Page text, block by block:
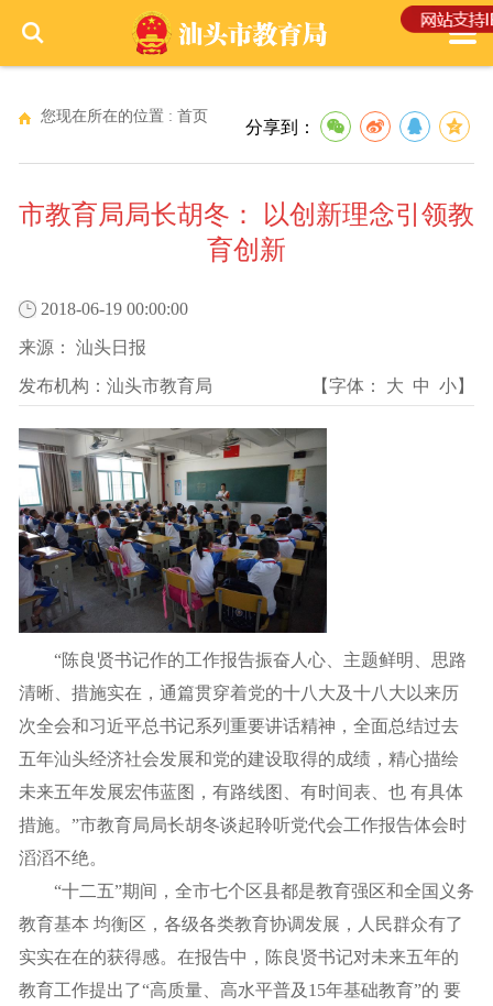
您现在所在的位置 : 首页
分享到：
市教育局局长胡冬： 以创新理念引领教
育创新
2018-06-19 00:00:00
来源： 汕头日报
发布机构： 汕头市教育局 【字体： 大 中 小】
“陈良贤书记作的工作报告振奋人心、主题鲜明、思路
清晰、措施实在，通篇贯穿着党的十八大及十八大以来历
次全会和习近平总书记系列重要讲话精神，全面总结过去
五年汕头经济社会发展和党的建设取得的成绩，精心描绘
未来五年发展宏伟蓝图，有路线图、有时间表、也 有具体
措施。”市教育局局长胡冬谈起聆听党代会工作报告体会时
滔滔不绝。
“十二五”期间，全市七个区县都是教育强区和全国义务
教育基本 均衡区，各级各类教育协调发展，人民群众有了
实实在在的获得感。在报告中，陈良贤书记对未来五年的
教育工作提出了“高质量、高水平普及15年基础教育”的 要